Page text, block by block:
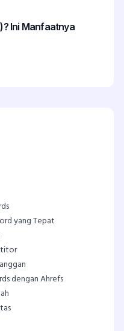
Ini Manfaatnya
yang Tepat
dengan Ahrefs